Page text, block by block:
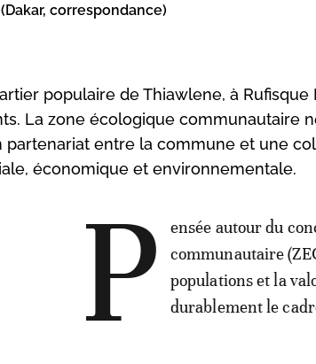
correspondance)
populaire de Thiawlene, à
La zone écologique communautaire
partenariat entre la commune et une
économique et environnementale.
P
ensée autour du
communautaire
populations et la
durablement le